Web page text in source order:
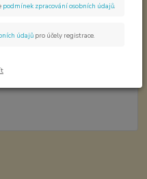
retro dvojitý
podmínek zpracování osobních údajů
údajů pro účely registrace.